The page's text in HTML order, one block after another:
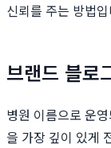
신뢰를 주는 방법
브랜드 블로
병원 이름으로 운
을 가장 깊이 있게